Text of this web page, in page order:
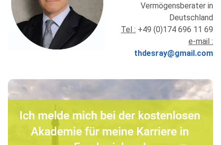
Vermögensberater in
Deutschland
Tel : +49 (0)174 696 11 69
e-mail :
thdesray@gmail.com